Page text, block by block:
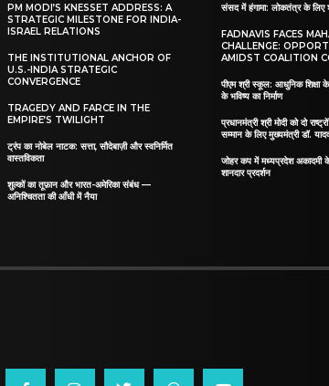
PM MODI’S KNESSET ADDRESS: A
STRATEGIC MILESTONE FOR INDIA-
ISRAEL RELATIONS
THE INSTITUTIONAL ANCHOR OF
U.S.-INDIA STRATEGIC
CONVERGENCE
TRAGEDY AND FARCE IN THE
EMPIRE’S TWILIGHT
ट्रंप का नोबेल नाटक: सत्ता, सौदेबाज़ी और स्वनिर्मित
वास्तविकता
शुल्कों का तूफ़ान और भारत-अमेरिका संबंध —
अनिश्चितता की आँधी में नैया
संसद में हंगामा: लोकतंत्र के लिए
FADNAVIS FACES
CHALLENGE:
AMIDST COALITION
पीएम श्री स्कूल: आधुनिक शिक्षा
के भविष्य का निर्माण
प्रधानमंत्री श्री मोदी को दो
सम्मान के लिए मुख्यमंत्री डॉ.
जोहर कप में मध्यप्रदेश अकादमी
शानदार प्रदर्शन